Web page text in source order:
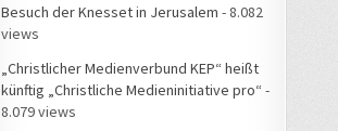
Besuch der Knesset in Jerusalem - 8.082
views
„Christlicher Medienverbund KEP“ heißt
künftig „Christliche Medieninitiative pro“ -
8.079 views